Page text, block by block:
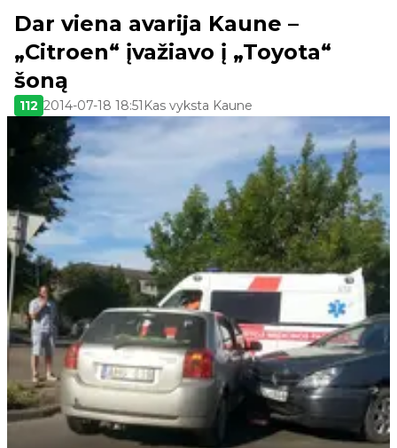
Dar viena avarija Kaune –
„Citroen“ įvažiavo į „Toyota“
šoną
112 2014-07-18 18:51 Kas vyksta Kaune